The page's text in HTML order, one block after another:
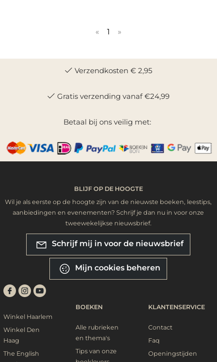
« 1 »
Verzendkosten € 2,95
Gratis verzending vanaf €24,99
Betaal bij ons veilig met:
BLIJF OP DE HOOGTE
Wil je als eerste op de hoogte zijn van de nieuwste boeken, leestips,
aanbiedingen en evenementen? Schrijf je dan nu in voor onze
tweewekelijkse nieuwsbrief.
Schrijf mij in voor de nieuwsbrief
Mijn cookies beheren
Winkel Haarlem
Winkel Den
Haag
The English
BOEKEN
Alle rubrieken
en thema's
Tips van onze
KLANTENSERVICE
Contact
Faq
Openingstijden